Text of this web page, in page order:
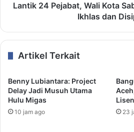
Lantik 24 Pejabat, Wali Kota
Ikhlas dan
Artikel Terkait
Benny Lubiantara: Project
Delay Jadi Musuh Utama
Hulu Migas
10 jam ago 23